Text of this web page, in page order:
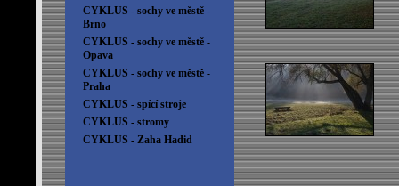
CYKLUS - sochy ve městě -
Brno
CYKLUS - sochy ve městě -
Opava
CYKLUS - sochy ve městě -
Praha
CYKLUS - spící stroje
CYKLUS - stromy
CYKLUS - Zaha Hadid